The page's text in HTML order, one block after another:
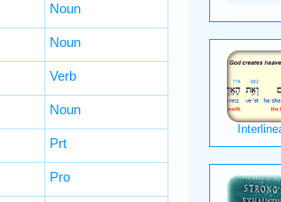
Noun
Noun
Verb
Noun
Prt
Pro